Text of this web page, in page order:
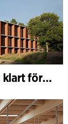
Campus BØGEHØJ i Ebeltoft klart för invigning: Unik träbyggnad färdigställd